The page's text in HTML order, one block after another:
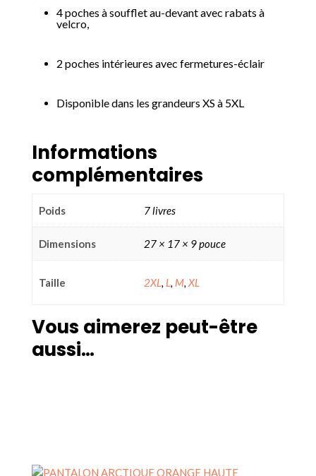
4 poches à soufflet au-devant avec rabats à
velcro,
2 poches intérieures avec fermetures-éclair
Disponible dans les grandeurs XS à 5XL
Informations
complémentaires
Poids 7 livres
Dimensions 27 × 17 × 9 pouce
Taille 2XL L M, XL
Vous aimerez peut-être
aussi…